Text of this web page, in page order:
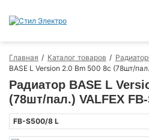
Главная Каталог товаров
BASE L Version 2.0 Bm 500 8с (78шт/
Радиатор BASE L
(78шт/пал.) VALFEX
FB-S500/8 L